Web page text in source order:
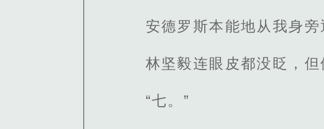
安德罗斯本能地从我身
林坚毅连眼皮都没眨，
“七。”